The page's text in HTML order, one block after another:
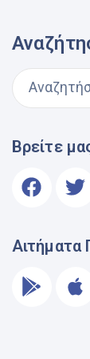
Βρείτε
Αιτήματα